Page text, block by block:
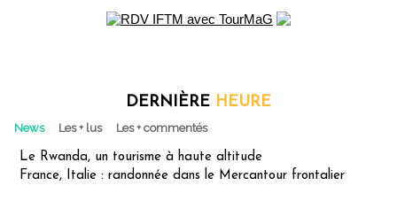
DERNIÈRE HEURE
News Les + lus Les + commentés
Le Rwanda, un tourisme à haute altitude
France, Italie : randonnée dans le Mercantour frontalier